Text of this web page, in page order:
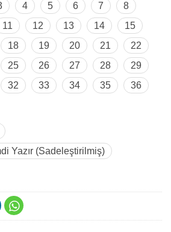
4 5 6 7
8
11 12 13 14
15
18 19 20 21
22
25 26 27 28
29
32 33 34 35
36
Yazır (Sadeleştirilmiş)